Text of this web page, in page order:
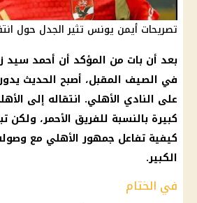
تصريحات أيمن يونس تثير الجدل حول
بعد أن بات من المؤكد أن أحمد سيد
في الصيف المقبل، أصبح الحديث
على النادي الأهلي. انتقاله إلى
كبيرة بالنسبة للفريق الأحمر، ولكن
كيفية تفاعل جمهورالأهلي مع
الكبير.
في الختام